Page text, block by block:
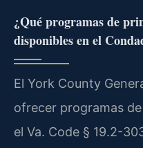
¿Qué programas de
disponibles en el
El York County
ofrecer programas
el Va. Code § 19.2-